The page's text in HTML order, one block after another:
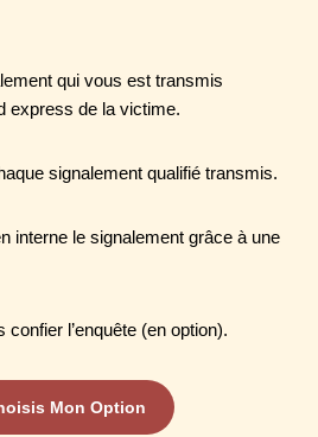
qui vous est transmis
express de la victime.
signalement qualifié transmis.
interne le signalement grâce à une
l’enquête (en option).
Mon Option